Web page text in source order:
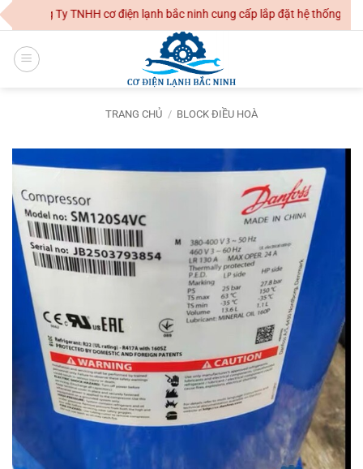
Skip
to
content
Công Ty TNHH cơ điện lạnh bắc ninh cung cấp lắp đặt hệ thống điều
TRANG CHỦ / BLOCK ĐIỀU HOÀ